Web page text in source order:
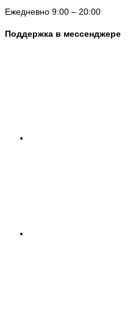
Ежедневно 9:00 – 20:00
Поддержка в мессенджере